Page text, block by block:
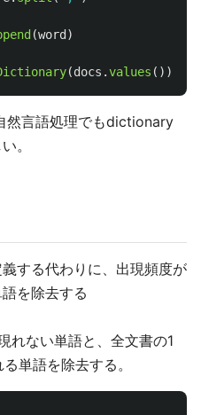
(word )
(docs .values ())
然言語処理でもdictionary
。
する代わりに、出現頻度が
を除去する
れない単語と、全文書の1
単語を除去する。